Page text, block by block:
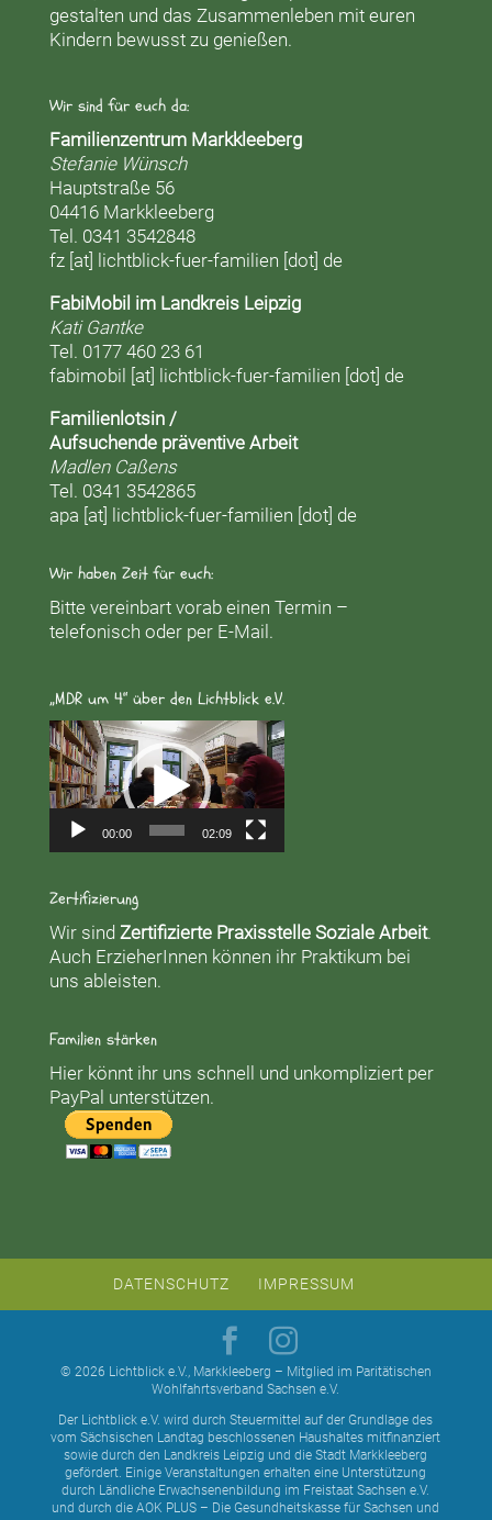
gestalten und das Zusammenleben mit euren
Kindern bewusst zu genießen.
Wir sind für euch da:
Familienzentrum Markkleeberg
Stefanie Wünsch
Hauptstraße 56
04416 Markkleeberg
Tel. 0341 3542848
fz [at] lichtblick-fuer-familien [dot] de
FabiMobil im Landkreis Leipzig
Kati Gantke
Tel. 0177 460 23 61
fabimobil [at] lichtblick-fuer-familien [dot] de
Familienlotsin /
Aufsuchende präventive Arbeit
Madlen Caßens
Tel. 0341 3542865
apa [at] lichtblick-fuer-familien [dot] de
Wir haben Zeit für euch:
Bitte vereinbart vorab einen Termin –
telefonisch oder per E-Mail.
„MDR um 4“ über den Lichtblick e.V.
Video-
Player
00:00 02:09
Zertifizierung
Wir sind Zertifizierte Praxisstelle Soziale Arbeit.
Auch ErzieherInnen können ihr Praktikum bei
uns ableisten.
Familien stärken
Hier könnt ihr uns schnell und unkompliziert per
PayPal unterstützen.
DATENSCHUTZ IMPRESSUM
© 2026 Lichtblick e.V., Markkleeberg – Mitglied im Paritätischen
Wohlfahrtsverband Sachsen e.V.
Der Lichtblick e.V. wird durch Steuermittel auf der Grundlage des
vom Sächsischen Landtag beschlossenen Haushaltes mitfinanziert
sowie durch den Landkreis Leipzig und die Stadt Markkleeberg
gefördert. Einige Veranstaltungen erhalten eine Unterstützung
durch Ländliche Erwachsenenbildung im Freistaat Sachsen e.V.
und durch die AOK PLUS – Die Gesundheitskasse für Sachsen und